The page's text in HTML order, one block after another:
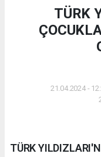
TÜRK
21.04.2024 -
TÜRK